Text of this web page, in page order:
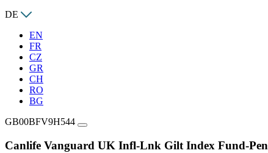
DE
EN
FR
CZ
GR
CH
RO
BG
GB00BFV9H544
Canlife Vanguard UK Infl-Lnk Gilt Index Fund-Pen